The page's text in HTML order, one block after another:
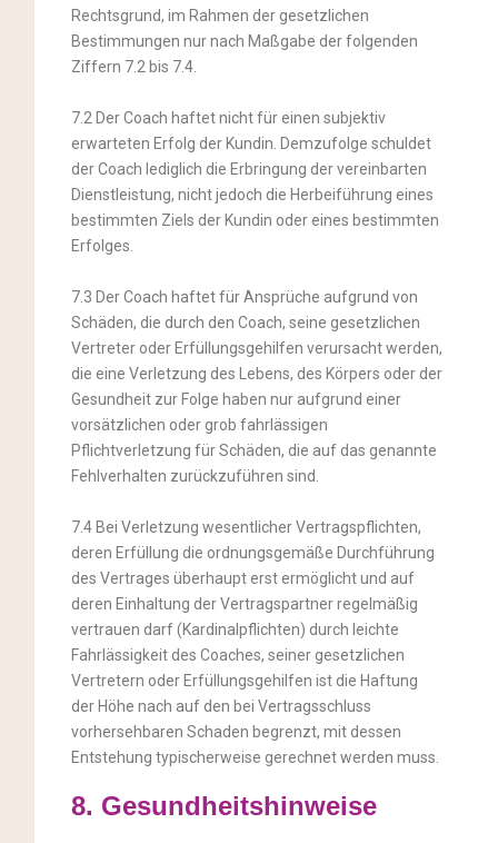
Rechtsgrund, im Rahmen der gesetzlichen
Bestimmungen nur nach Maßgabe der folgenden
Ziffern 7.2 bis 7.4.
7.2 Der Coach haftet nicht für einen subjektiv
erwarteten Erfolg der Kundin. Demzufolge schuldet
der Coach lediglich die Erbringung der vereinbarten
Dienstleistung, nicht jedoch die Herbeiführung eines
bestimmten Ziels der Kundin oder eines bestimmten
Erfolges.
7.3 Der Coach haftet für Ansprüche aufgrund von
Schäden, die durch den Coach, seine gesetzlichen
Vertreter oder Erfüllungsgehilfen verursacht werden,
die eine Verletzung des Lebens, des Körpers oder der
Gesundheit zur Folge haben nur aufgrund einer
vorsätzlichen oder grob fahrlässigen
Pflichtverletzung für Schäden, die auf das genannte
Fehlverhalten zurückzuführen sind.
7.4 Bei Verletzung wesentlicher Vertragspflichten,
deren Erfüllung die ordnungsgemäße Durchführung
des Vertrages überhaupt erst ermöglicht und auf
deren Einhaltung der Vertragspartner regelmäßig
vertrauen darf (Kardinalpflichten) durch leichte
Fahrlässigkeit des Coaches, seiner gesetzlichen
Vertretern oder Erfüllungsgehilfen ist die Haftung
der Höhe nach auf den bei Vertragsschluss
vorhersehbaren Schaden begrenzt, mit dessen
Entstehung typischerweise gerechnet werden muss.
8. Gesundheitshinweise